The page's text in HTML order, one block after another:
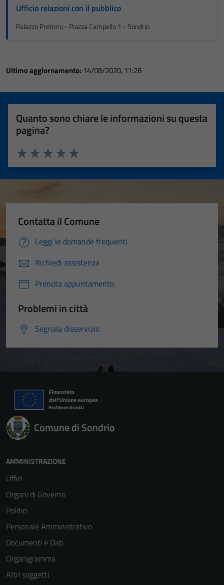
Ufficio relazioni con il pubblico
Palazzo Pretorio - Piazza Campello 1 - Sondrio
Ultimo aggiornamento: 14/08/2020, 11:26
Quanto sono chiare le informazioni su questa
pagina?
Valuta 5 stelle su 5
Valuta 4 stelle su 5
Valuta 3 stelle su 5
Valuta 2 stelle su 5
Valuta 1 stelle su 5
Contatta il Comune
Leggi le domande frequenti
Richiedi assistenza
Prenota appuntamento
Problemi in città
Segnala disservizio
Comune di Sondrio
AMMINISTRAZIONE
Uffici
Organi di Governo
Politici
Personale Amministrativo
Documenti e Dati
Organigramma
Altri soggetti